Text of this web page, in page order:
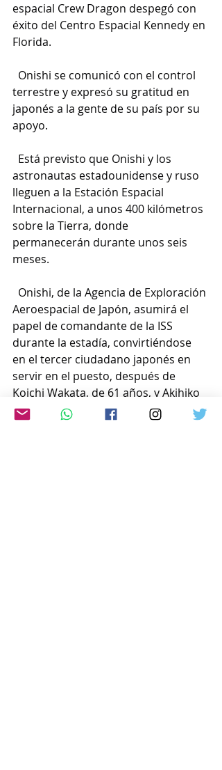
espacial Crew Dragon despegó con
éxito del Centro Espacial Kennedy en
Florida.
Onishi se comunicó con el control
terrestre y expresó su gratitud en
japonés a la gente de su país por su
apoyo.
Está previsto que Onishi y los
astronautas estadounidense y ruso
lleguen a la Estación Espacial
Internacional, a unos 400 kilómetros
sobre la Tierra, donde
permanecerán durante unos seis
meses.
Onishi, de la Agencia de Exploración
Aeroespacial de Japón, asumirá el
papel de comandante de la ISS
durante la estadía, convirtiéndose
en el tercer ciudadano japonés en
servir en el puesto, después de
Koichi Wakata, de 61 años, y Akihiko
Hoshide, de 56.